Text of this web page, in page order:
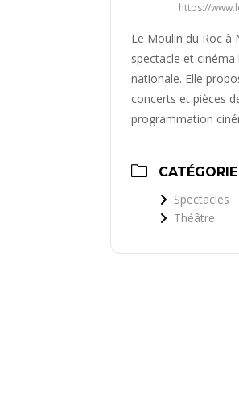
https://
Le Moulin du Roc à
spectacle et cinéma
nationale. Elle
concerts et pièces
programmation
CATÉGORIE
Spectacles
Théâtre